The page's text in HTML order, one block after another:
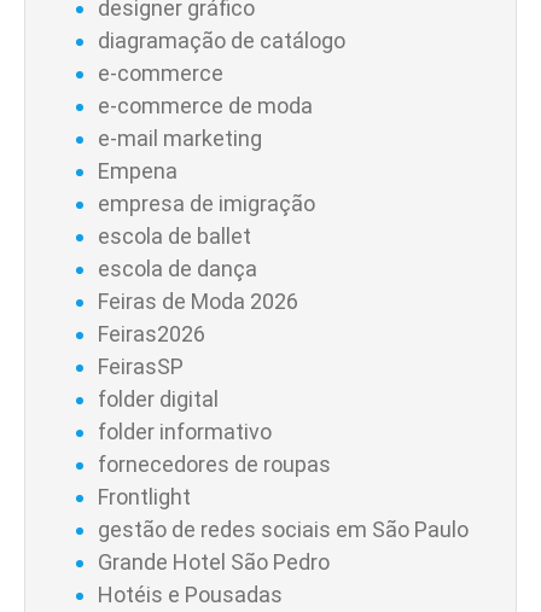
designer gráfico
diagramação de catálogo
e-commerce
e-commerce de moda
e-mail marketing
Empena
empresa de imigração
escola de ballet
escola de dança
Feiras de Moda 2026
Feiras2026
FeirasSP
folder digital
folder informativo
fornecedores de roupas
Frontlight
gestão de redes sociais em São Paulo
Grande Hotel São Pedro
Hotéis e Pousadas